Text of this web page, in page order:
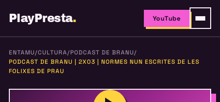
PlayPresta. YouTube
ENTAMU/CULTURA/PODCAST DE BRANU/
PODCAST DE BRANU | 2X03 | NORMES NUN ESCRITES DE LES
FOLIXES DE PRAU